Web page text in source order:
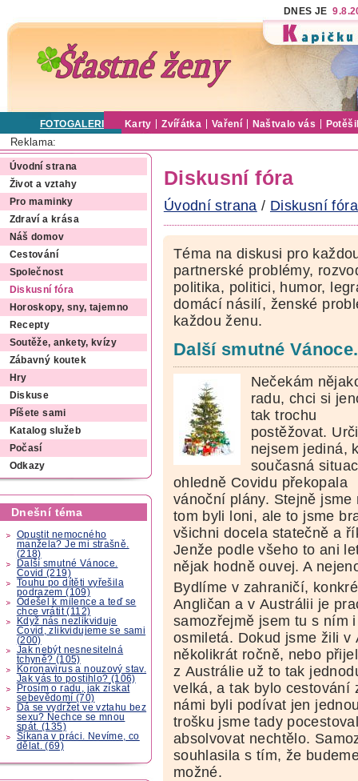
DNES JE
FOTOGALERIE Karty Zvířátka Vaření Naštvalo vás
Reklama:
Úvodní strana
Život a vztahy
Pro maminky
Zdraví a krása
Náš domov
Cestování
Společnost
Diskusní fóra
Horoskopy, sny, tajemno
Recepty
Soutěže, ankety, kvízy
Zábavný koutek
Hry
Diskuse
Píšete sami
Katalog služeb
Počasí
Odkazy
Dnešní téma
Opustit nemocného
manžela? Je mi strašně.
(218)
Další smutné Vánoce.
Covid (219)
Touhu po dítěti vyřešila
podrazem (109)
Odešel k milence a teď se
chce vrátit (112)
Když nás nezlikviduje
Covid, zlikvidujeme se sami
(200)
Jak nebýt nesnesitelná
tchyně? (105)
Koronavirus a nouzový stav.
Jak vás to postihlo? (106)
Prosím o radu, jak získat
sebevědomí (70)
Dá se vydržet ve vztahu bez
sexu? Nechce se mnou
spát. (135)
Šikana v práci. Nevíme, co
dělat. (69)
Diskusní fóra
Úvodní strana / Diskusní fóra
Téma na diskusi pro
partnerské problémy,
politika, politici, humor,
domácí násilí, ženské
každou ženu.
Další smutné
Nečekám
radu, chci si
tak trochu
postěžovat.
nejsem jediná,
současná
ohledně Covidu překopala
vánoční plány. Stejně jsme
tom byli loni, ale to jsme
všichni docela statečně a
Jenže podle všeho to ani
nějak hodně ouvej. A
Bydlíme v zahraničí,
Angličan a v Austrálii je
samozřejmě jsem tu s ním
osmiletá. Dokud jsme žili v
několikrát ročně, nebo
z Austrálie už to tak
velká, a tak bylo cestování
námi byli podívat jen
trošku jsme tady
absolvovat nechtělo.
souhlasila s tím, že
možné.